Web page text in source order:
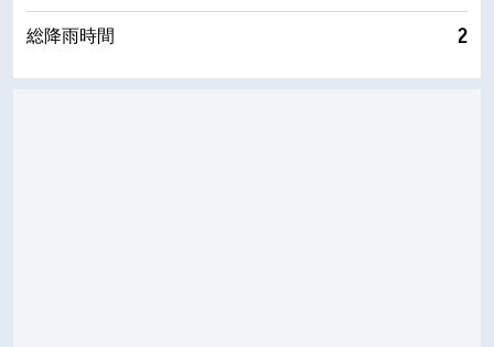
総降雨時間 2